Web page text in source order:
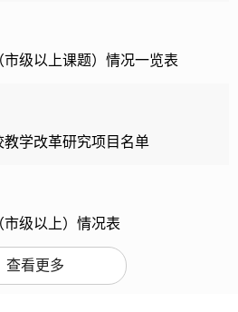
市级以上课题）情况一览表
教学改革研究项目名单
市级以上）情况表
查看更多